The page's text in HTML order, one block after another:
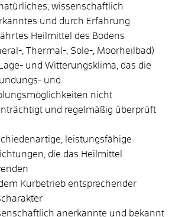
wissenschaftlich
und durch Erfahrung
Heilmittel des Bodens
, Thermal-, Sole-, Moorheilbad)
und Witterungsklima, das die
und
nicht
und regelmäßig überprüft
leistungsfähige
die das Heilmittel
Kurbetrieb entsprechender
anerkannte und bekannt